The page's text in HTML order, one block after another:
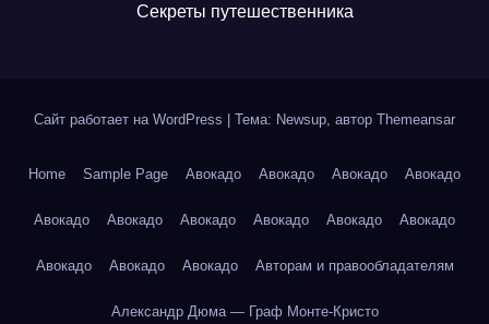
Секреты путешественника
Сайт работает на WordPress | Тема: Newsup, автор Themeansar
Home Sample Page Авокадо Авокадо Авокадо Авокадо
Авокадо Авокадо Авокадо Авокадо Авокадо Авокадо
Авокадо Авокадо Авокадо Авторам и правообладателям
Александр Дюма — Граф Монте-Кристо